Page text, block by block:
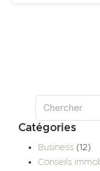
Catégories
Business (12)
Conseils